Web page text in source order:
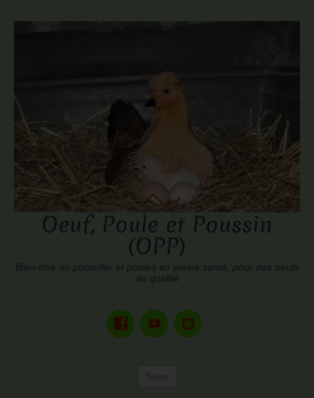
Oeuf, Poule et Poussin
(OPP)
Bien-être au poulailler et poules en pleine santé, pour des oeufs
de qualité